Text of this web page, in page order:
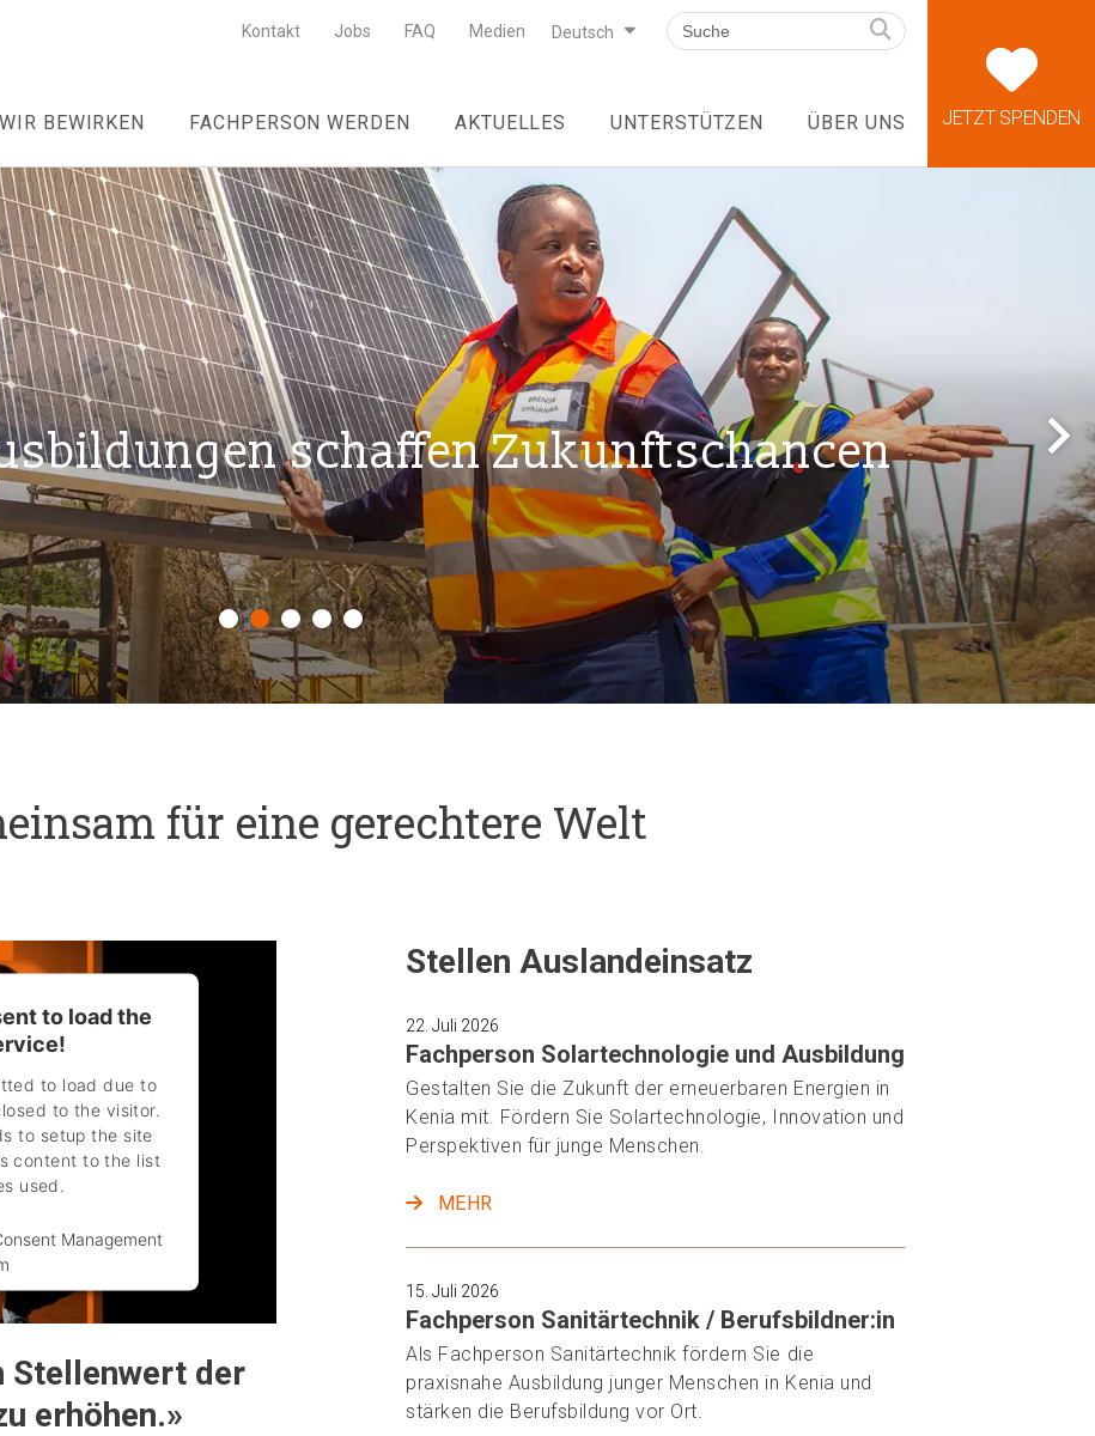
JETZT SPENDEN
Kontakt Jobs FAQ Medien Deutsch
BEWIRKEN FACHPERSON WERDEN AKTUELLES UNTERSTÜTZEN ÜBER UNS
schaffen Zukunftschancen
für eine gerechtere Welt
to load the
to load due to
to the visitor.
to setup the site
content to the list
used.
Management
Stellenwert der
erhöhen.»
Stellen Auslandeinsatz
22. Juli 2026
Fachperson Solartechnologie und Ausbildung
Gestalten Sie die Zukunft der erneuerbaren Energien in
Kenia mit. Fördern Sie Solartechnologie, Innovation und
Perspektiven für junge Menschen.
MEHR
15. Juli 2026
Fachperson Sanitärtechnik / Berufsbildner:in
Als Fachperson Sanitärtechnik fördern Sie die
praxisnahe Ausbildung junger Menschen in Kenia und
stärken die Berufsbildung vor Ort.